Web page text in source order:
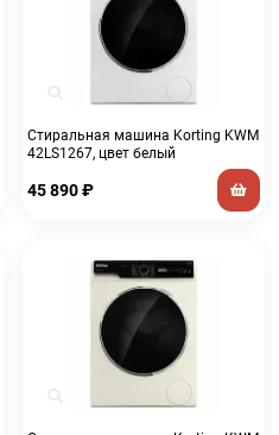
Стиральная машина Korting KWM
42LS1267, цвет белый
45 890₽